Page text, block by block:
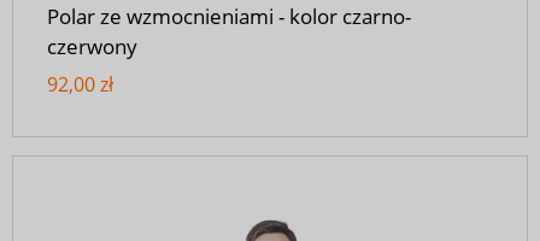
Polar ze wzmocnieniami - kolor czarno-
czerwony
92,00 zł